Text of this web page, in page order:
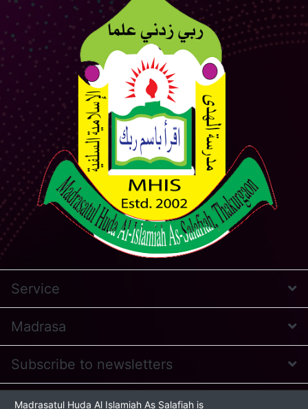
Service
Madrasa
Subscribe to newsletters
* Feel free to contact us
Madrasatul Huda Al Islamiah As Salafiah is